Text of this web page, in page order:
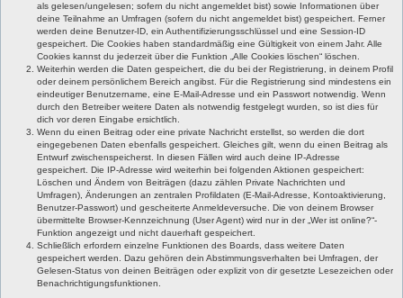
als gelesen/ungelesen; sofern du nicht angemeldet bist) sowie Informationen über
deine Teilnahme an Umfragen (sofern du nicht angemeldet bist) gespeichert. Ferner
werden deine Benutzer-ID, ein Authentifizierungsschlüssel und eine Session-ID
gespeichert. Die Cookies haben standardmäßig eine Gültigkeit von einem Jahr. Alle
Cookies kannst du jederzeit über die Funktion „Alle Cookies löschen“ löschen.
Weiterhin werden die Daten gespeichert, die du bei der Registrierung, in deinem Profil
oder deinem persönlichem Bereich angibst. Für die Registrierung sind mindestens ein
eindeutiger Benutzername, eine E-Mail-Adresse und ein Passwort notwendig. Wenn
durch den Betreiber weitere Daten als notwendig festgelegt wurden, so ist dies für
dich vor deren Eingabe ersichtlich.
Wenn du einen Beitrag oder eine private Nachricht erstellst, so werden die dort
eingegebenen Daten ebenfalls gespeichert. Gleiches gilt, wenn du einen Beitrag als
Entwurf zwischenspeicherst. In diesen Fällen wird auch deine IP-Adresse
gespeichert. Die IP-Adresse wird weiterhin bei folgenden Aktionen gespeichert:
Löschen und Ändern von Beiträgen (dazu zählen Private Nachrichten und
Umfragen), Änderungen an zentralen Profildaten (E-Mail-Adresse, Kontoaktivierung,
Benutzer-Passwort) und gescheiterte Anmeldeversuche. Die von deinem Browser
übermittelte Browser-Kennzeichnung (User Agent) wird nur in der „Wer ist online?“-
Funktion angezeigt und nicht dauerhaft gespeichert.
Schließlich erfordern einzelne Funktionen des Boards, dass weitere Daten
gespeichert werden. Dazu gehören dein Abstimmungsverhalten bei Umfragen, der
Gelesen-Status von deinen Beiträgen oder explizit von dir gesetzte Lesezeichen oder
Benachrichtigungsfunktionen.